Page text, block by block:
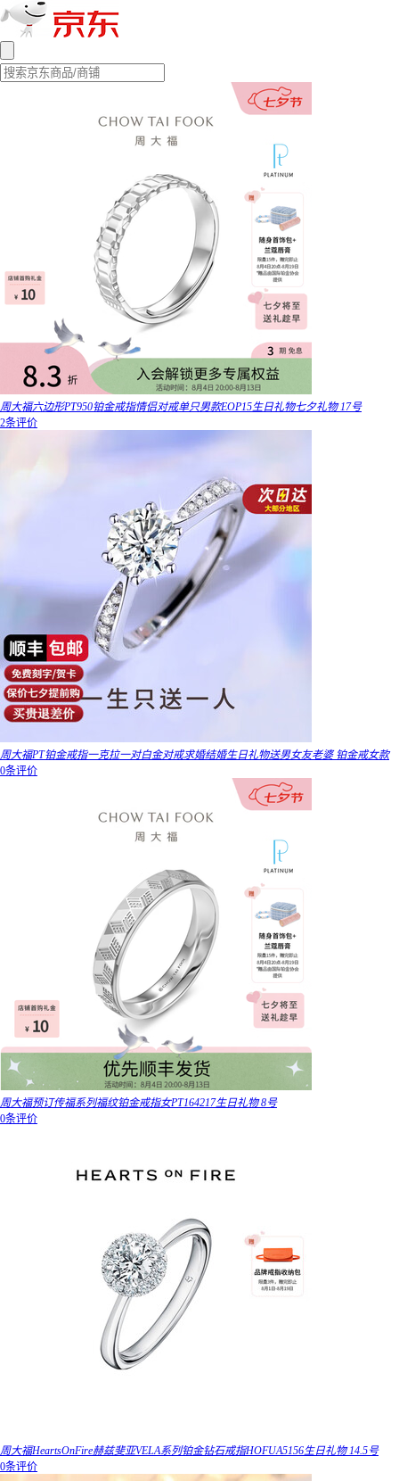
周大福六边形PT950铂金戒指情侣对戒单只男款EOP15生日礼物七夕礼物 17号
2条评价
周大福PT铂金戒指一克拉一对白金对戒求婚结婚生日礼物送男女友老婆 铂金戒女款
0条评价
周大福预订传福系列福纹铂金戒指女PT164217生日礼物 8号
0条评价
周大福HeartsOnFire赫兹斐亚VELA系列铂金钻石戒指HOFUA5156生日礼物 14.5号
0条评价